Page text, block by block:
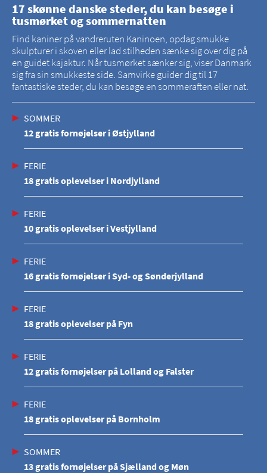
17 skønne danske steder, du kan besøge i
tusmørket og sommernatten
Find kaniner på vandreruten Kaninoen, opdag smukke
skulpturer i skoven eller lad stilheden sænke sig over dig på
en guidet kajaktur. Når tusmørket sænker sig, viser Danmark
sig fra sin smukkeste side. Samvirke guider dig til 17
fantastiske steder, du kan besøge en sommeraften eller nat.
SOMMER
12 gratis fornøjelser i Østjylland
FERIE
18 gratis oplevelser i Nordjylland
FERIE
10 gratis oplevelser i Vestjylland
FERIE
16 gratis fornøjelser i Syd- og Sønderjylland
FERIE
18 gratis oplevelser på Fyn
FERIE
12 gratis fornøjelser på Lolland og Falster
FERIE
18 gratis oplevelser på Bornholm
SOMMER
13 gratis fornøjelser på Sjælland og Møn